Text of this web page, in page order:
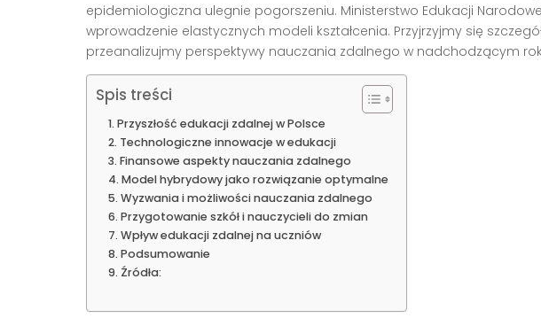
epidemiologiczna ulegnie pogorszeniu. Ministerstwo Edukacji
wprowadzenie elastycznych modeli kształcenia. Przyjrzyjmy się
przeanalizujmy perspektywy nauczania zdalnego w nadchodzącym
Spis treści
Przyszłość edukacji zdalnej w Polsce
Technologiczne innowacje w edukacji
Finansowe aspekty nauczania zdalnego
Model hybrydowy jako rozwiązanie optymalne
Wyzwania i możliwości nauczania zdalnego
Przygotowanie szkół i nauczycieli do zmian
Wpływ edukacji zdalnej na uczniów
Podsumowanie
Źródła: